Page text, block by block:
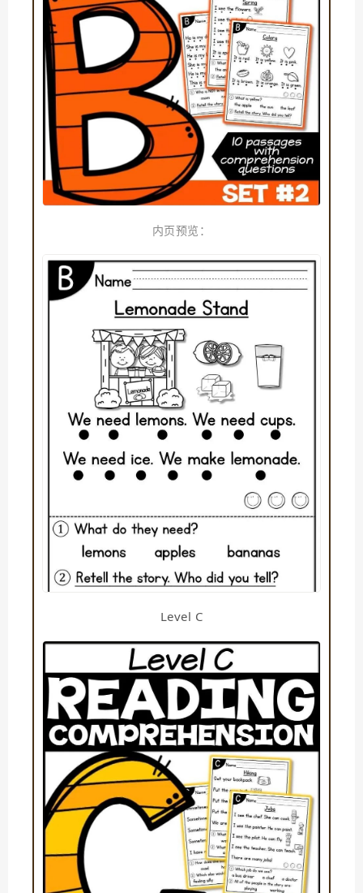
内页预览：
Level C